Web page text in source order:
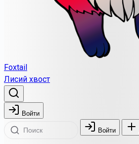
Foxtail
Лисий хвост
Войти
Войти